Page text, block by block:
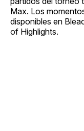
Max. Los
disponibles en
of Highlights.